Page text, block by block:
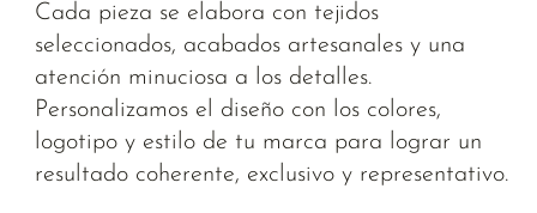
Cada pieza se elabora con tejidos
seleccionados, acabados artesanales y una
atención minuciosa a los detalles.
Personalizamos el diseño con los colores,
logotipo y estilo de tu marca para lograr un
resultado coherente, exclusivo y representativo.